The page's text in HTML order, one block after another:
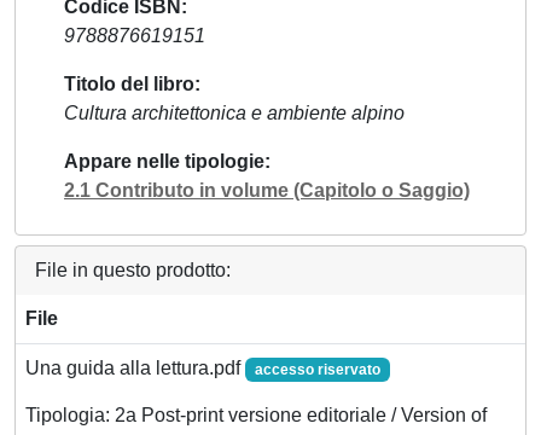
Codice ISBN
9788876619151
Titolo del libro
Cultura architettonica e ambiente alpino
Appare nelle tipologie
2.1 Contributo in volume (Capitolo o Saggio)
File in questo prodotto:
File
Una guida alla lettura.pdf accesso riservato
Tipologia: 2a Post-print versione editoriale / Version of